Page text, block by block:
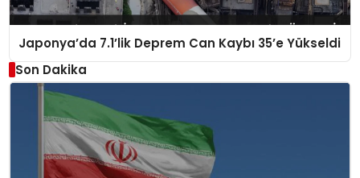
Japonya’da 7.1’lik Deprem Can Kaybı 35’e Yükseldi
Son Dakika